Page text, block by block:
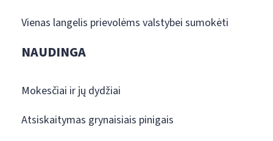
Vienas langelis prievolėms valstybei sumokėti
NAUDINGA
Mokesčiai ir jų dydžiai
Atsiskaitymas grynaisiais pinigais